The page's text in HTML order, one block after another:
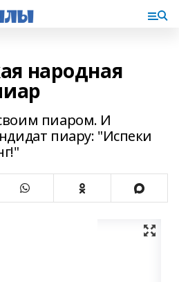
народная
пиаром. И
пиару: "Испеки